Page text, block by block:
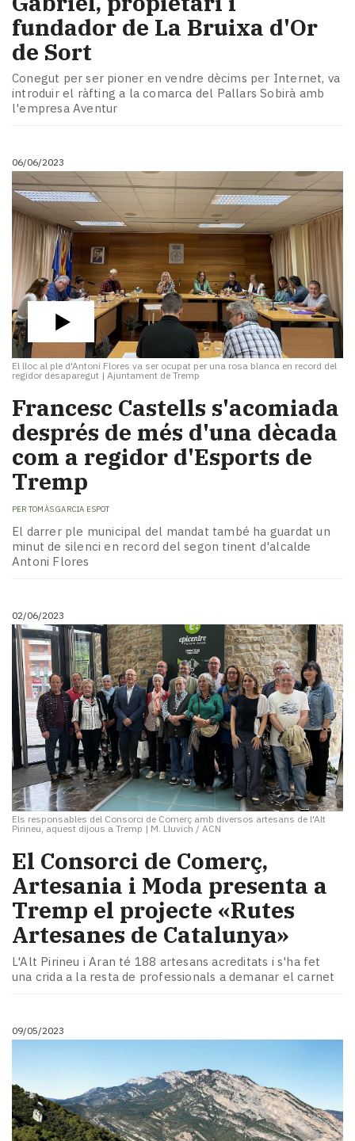
fundador de La Bruixa d'Or
de Sort
Conegut per ser pioner en vendre dècims per Internet, va
introduir el ràfting a la comarca del Pallars Sobirà amb
l'empresa Aventur
06/06/2023
El lloc al ple d'Antoni Flores va ser ocupat per una rosa blanca en record del
regidor desaparegut | Ajuntament de Tremp
Francesc Castells s'acomiada
després de més d'una dècada
com a regidor d'Esports de
Tremp
PER TOMÀS GARCIA ESPOT
El darrer ple municipal del mandat també ha guardat un
minut de silenci en record del segon tinent d'alcalde
Antoni Flores
02/06/2023
Els responsables del Consorci de Comerç amb diversos artesans de l'Alt
Pirineu, aquest dijous a Tremp | M. Lluvich / ACN
El Consorci de Comerç,
Artesania i Moda presenta a
Tremp el projecte «Rutes
Artesanes de Catalunya»
L'Alt Pirineu i Aran té 188 artesans acreditats i s'ha fet
una crida a la resta de professionals a demanar el carnet
09/05/2023